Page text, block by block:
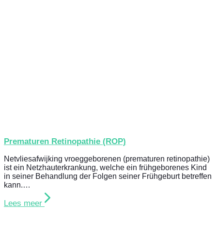
Prematuren Retinopathie (ROP)
Netvliesafwijking vroeggeborenen (prematuren retinopathie)
ist ein Netzhauterkrankung, welche ein frühgeborenes Kind
in seiner Behandlung der Folgen seiner Frühgeburt betreffen
kann.…
Lees meer